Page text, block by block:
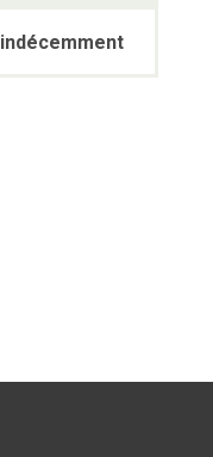
indécemment